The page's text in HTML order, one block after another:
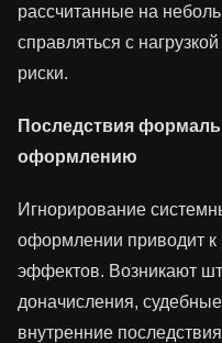
рассчитанные на
справляться с
риски.
Последствия
оформлению
Игнорирование
оформлении приводит к
эффектов. Возникают
доначисления,
внутренние